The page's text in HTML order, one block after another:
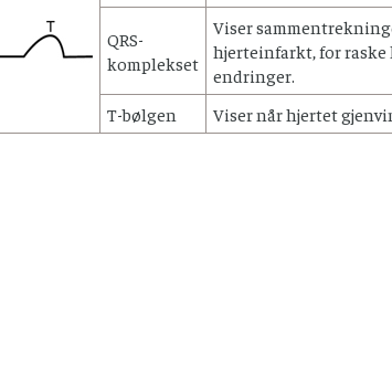
QRS-
komplekset
Viser
hjerteinfarkt, for raske
endringer.
T-bølgen
Viser når hjertet